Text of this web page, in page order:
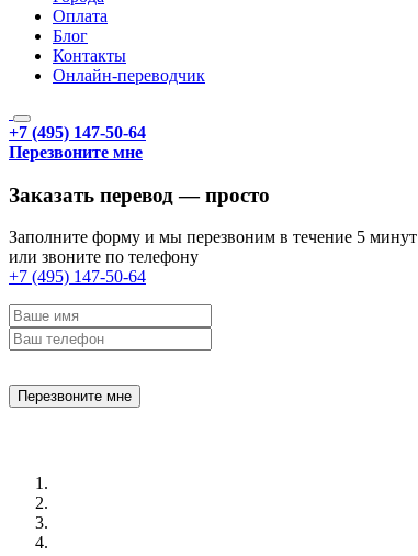
Оплата
Блог
Контакты
Онлайн-переводчик
+7 (495) 147-50-64
Перезвоните мне
Заказать перевод — просто
Заполните форму и мы перезвоним в течение 5 минут
или звоните по телефону
+7 (495) 147-50-64
Перезвоните мне